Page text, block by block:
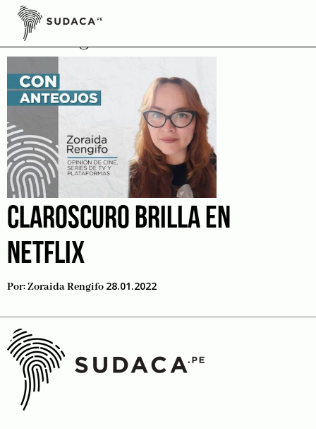
Skip
contentPassing
CLAROSCURO BRILLA EN
NETFLIX
Por:Zoraida Rengifo 28.01.2022